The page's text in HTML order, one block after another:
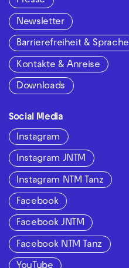
Newsletter
Barrierefreiheit & Sprache
Kontakte & Anreise
Downloads
Social Media
Instagram
Instagram JNTM
Instagram NTM Tanz
Facebook
Facebook JNTM
Facebook NTM Tanz